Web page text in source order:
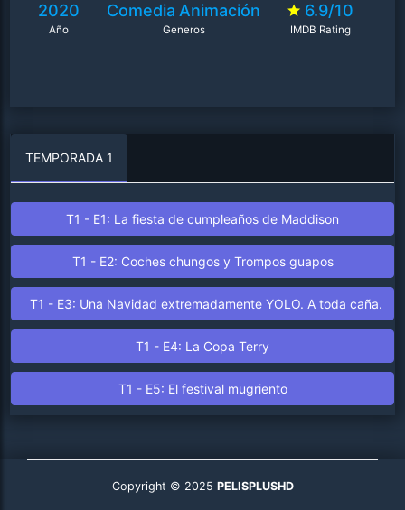
2020
Año
Comedia Animación
Generos
6.9/10
IMDB Rating
TEMPORADA 1
T1 - E1: La fiesta de cumpleaños de Maddison
T1 - E2: Coches chungos y Trompos guapos
T1 - E3: Una Navidad extremadamente YOLO. A toda caña.
T1 - E4: La Copa Terry
T1 - E5: El festival mugriento
Copyright © 2025 PELISPLUSHD